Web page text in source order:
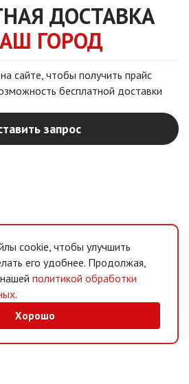
ДОСТАВКА
ГОРОД
сайте, чтобы получить прайс
бесплатной доставки
запрос
cookie, чтобы улучшить
его удобнее. Продолжая,
политикой обработки
.
Хорошо